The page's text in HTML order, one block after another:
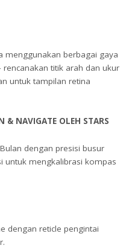
menggunakan berbagai gaya
titik arah dan ukur
untuk tampilan retina
& NAVIGATE OLEH STARS
dengan presisi busur
untuk mengkalibrasi kompas
dengan reticle pengintai